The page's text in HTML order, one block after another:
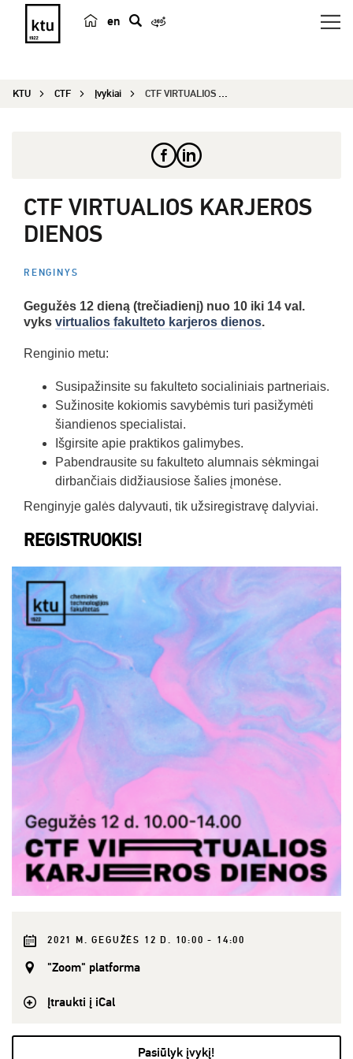
en
e
KTU CTF Įvykiai CTF VIRTUALIOS KARJEROS DIENOS
CTF VIRTUALIOS KARJEROS
DIENOS
RENGINYS
Gegužės 12 dieną (trečiadienį) nuo 10 iki 14 val.
vyks virtualios fakulteto karjeros dienos.
Renginio metu:
Susipažinsite su fakulteto socialiniais partneriais.
Sužinosite kokiomis savybėmis turi pasižymėti
šiandienos specialistai.
Išgirsite apie praktikos galimybes.
Pabendrausite su fakulteto alumnais sėkmingai
dirbančiais didžiausiose šalies įmonėse.
Renginyje galės dalyvauti, tik užsiregistravę dalyviai.
REGISTRUOKIS!
2021 M. GEGUŽĖS 12 D. 10:00 - 14:00
"Zoom" platforma
Įtraukti į iCal
Pasiūlyk įvykį!